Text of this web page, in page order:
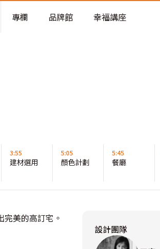
新術
專欄 品牌館 幸福講座
3:55
建材選用
5:05
顏色計劃
5:45
餐廳
美的高訂宅。
設計團隊